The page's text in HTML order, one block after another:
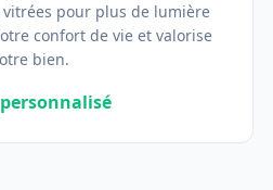
pour plus de lumière
confort de vie et valorise
bien.